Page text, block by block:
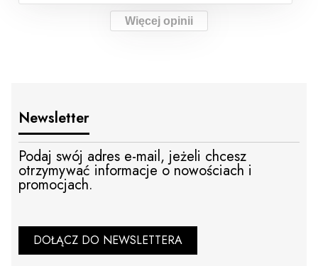
Więcej opinii
Newsletter
Podaj swój adres e-mail, jeżeli chcesz
otrzymywać informacje o nowościach i
promocjach.
DOŁĄCZ DO NEWSLETTERA